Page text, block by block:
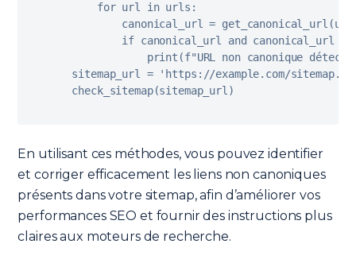
for url in urls :
        canonical_url
= get_canonical_url (url
if canonical_url and canonical_url
print (f"URL non canonique
sitemap_url =
'https://example.com/
check_sitemap(sitemap_url )
En utilisant ces méthodes, vous pouvez identifier
et corriger efficacement les liens non canoniques
présents dans votre sitemap, afin d’améliorer vos
performances SEO et fournir des instructions plus
claires aux moteurs de recherche.